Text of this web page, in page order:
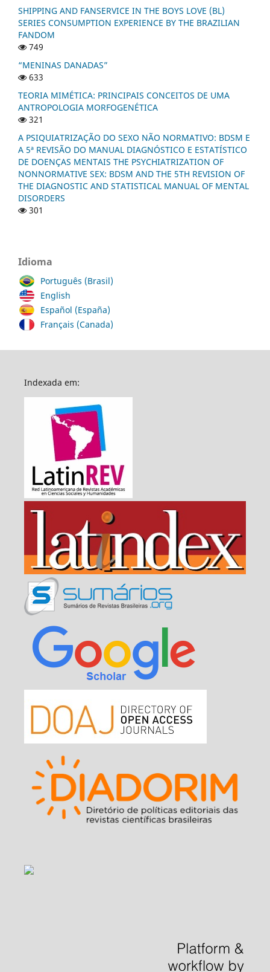
SHIPPING AND FANSERVICE IN THE BOYS LOVE (BL)
SERIES CONSUMPTION EXPERIENCE BY THE BRAZILIAN
FANDOM
749
“MENINAS DANADAS”
633
TEORIA MIMÉTICA: PRINCIPAIS CONCEITOS DE UMA
ANTROPOLOGIA MORFOGENÉTICA
321
A PSIQUIATRIZAÇÃO DO SEXO NÃO NORMATIVO: BDSM E
A 5ª REVISÃO DO MANUAL DIAGNÓSTICO E ESTATÍSTICO
DE DOENÇAS MENTAIS THE PSYCHIATRIZATION OF
NONNORMATIVE SEX: BDSM AND THE 5TH REVISION OF
THE DIAGNOSTIC AND STATISTICAL MANUAL OF MENTAL
DISORDERS
301
Idioma
Português (Brasil)
English
Español (España)
Français (Canada)
Indexada em: